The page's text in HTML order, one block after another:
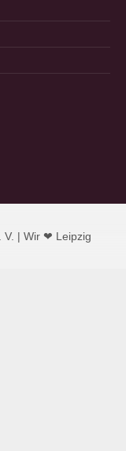
V. | Wir ❤ Leipzig